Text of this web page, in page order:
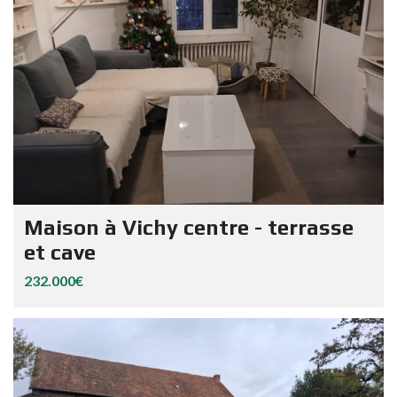
Maison à Vichy centre - terrasse
et cave
232.000€